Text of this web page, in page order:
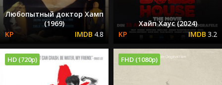
Любопытный доктор Хамп
(1969)
4.8
Хайп Хаус (2024)
3.2
HD (720p) FHD (1080p)